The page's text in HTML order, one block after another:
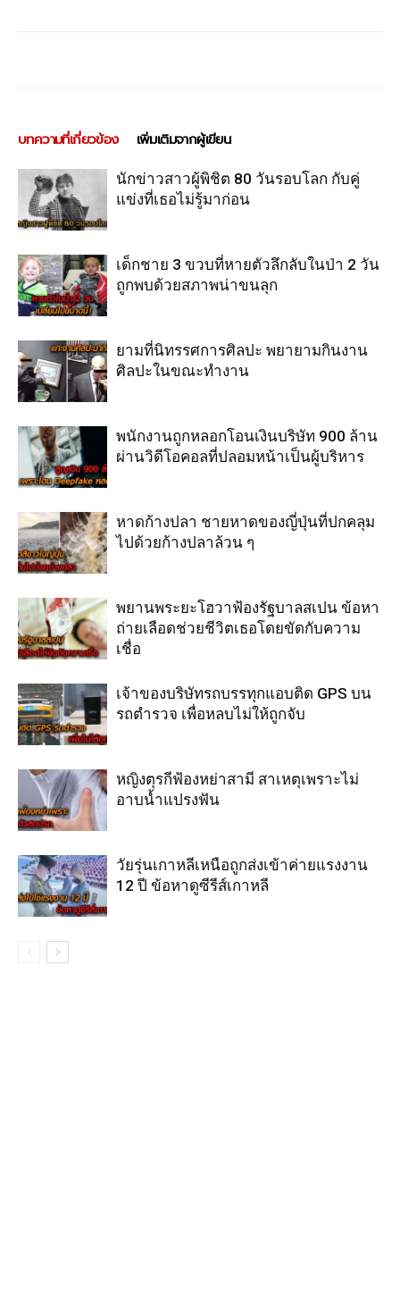
บทความที่เกี่ยวข้อง เพิ่มเติมจากผู้เขียน
นักข่าวสาวผู้พิชิต 80 วันรอบโลก กับคู่
แข่งที่เธอไม่รู้มาก่อน
เด็กชาย 3 ขวบที่หายตัวลึกลับในป่า 2 วัน
ถูกพบด้วยสภาพน่าขนลุก
ยามที่นิทรรศการศิลปะ พยายามกินงาน
ศิลปะในขณะทำงาน
พนักงานถูกหลอกโอนเงินบริษัท 900 ล้าน
ผ่านวิดีโอคอลที่ปลอมหน้าเป็นผู้บริหาร
หาดก้างปลา ชายหาดของญี่ปุ่นที่ปกคลุม
ไปด้วยก้างปลาล้วน ๆ
พยานพระยะโฮวาฟ้องรัฐบาลสเปน ข้อหา
ถ่ายเลือดช่วยชีวิตเธอโดยขัดกับความ
เชื่อ
เจ้าของบริษัทรถบรรทุกแอบติด GPS บน
รถตำรวจ เพื่อหลบไม่ให้ถูกจับ
หญิงตุรกีฟ้องหย่าสามี สาเหตุเพราะไม่
อาบน้ำแปรงฟัน
วัยรุ่นเกาหลีเหนือถูกส่งเข้าค่ายแรงงาน
12 ปี ข้อหาดูซีรีส์เกาหลี